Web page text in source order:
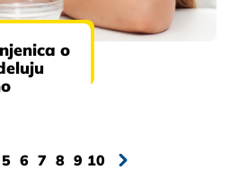
o
5 6 7 8 9 10